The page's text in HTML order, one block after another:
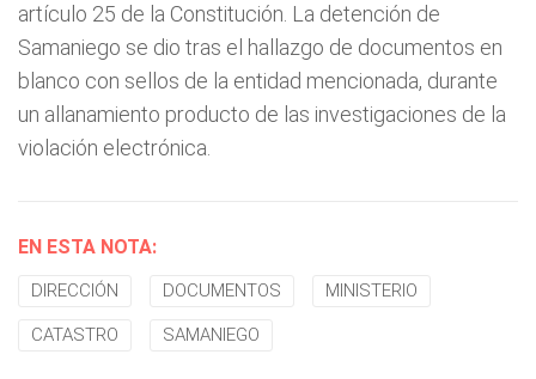
artículo 25 de la Constitución. La detención de
Samaniego se dio tras el hallazgo de documentos en
blanco con sellos de la entidad mencionada, durante
un allanamiento producto de las investigaciones de la
violación electrónica.
EN ESTA NOTA:
DIRECCIÓN DOCUMENTOS MINISTERIO
CATASTRO SAMANIEGO